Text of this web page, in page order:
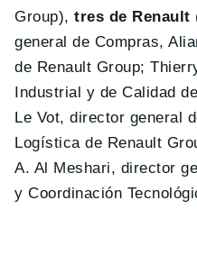
Group),tres de Renault
general de Compras,
de Renault Group;
Industrial y de Calidad
Le Vot, director general
Logística de Renault
A. Al Meshari, director
y Coordinación